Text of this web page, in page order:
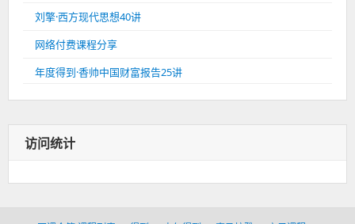
刘擎·西方现代思想40讲
网络付费课程分享
年度得到·香帅中国财富报告25讲
访问统计